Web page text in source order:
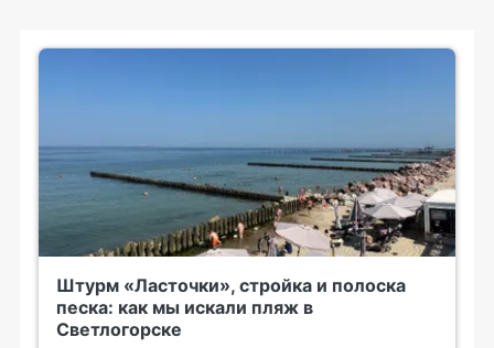
Штурм «Ласточки», стройка и полоска
песка: как мы искали пляж в
Светлогорске